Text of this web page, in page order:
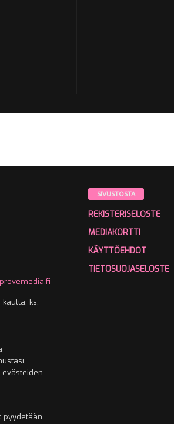
ks.
pyydetään
SIVUSTOSTA
REKISTERISELOSTE
MEDIAKORTTI
KÄYTTÖEHDOT
TIETOSUOJASELOSTE